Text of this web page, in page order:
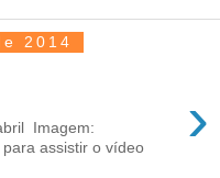
2014
›
Imagem:
assistir o vídeo